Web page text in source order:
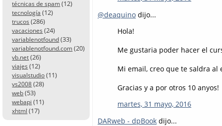
técnicas de spam (12)
tecnología (12)
trucos (286)
vacaciones (24)
variablenotfound (33)
variablenotfound.com (20)
vb.net (26)
viajes (12)
visualstudio (11)
vs2008 (28)
web (53)
webapi (11)
xhtml (17)
@deaquino dijo...
Hola!
Me gustaria poder hacer el
Mi email, creo que te saldra al
Gracias y a por otros 10 anyos!
martes, 31 mayo, 2016
DARweb - dpBook dijo...